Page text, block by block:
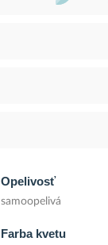
Opelivosť
samoopelivá
Farba kvetu